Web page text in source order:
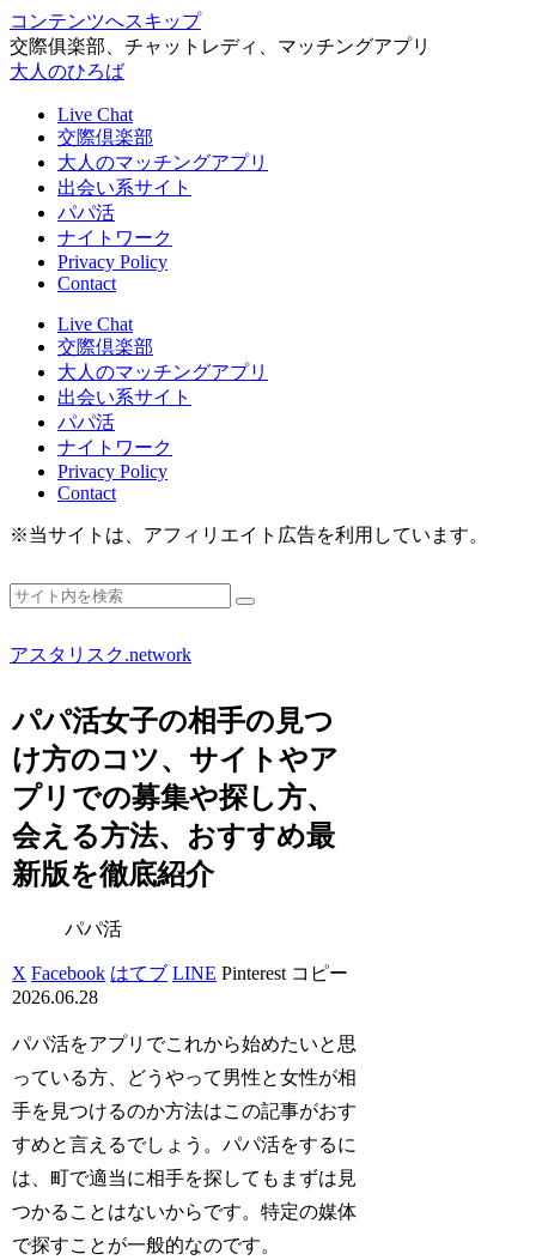
コンテンツへスキップ
交際俱楽部、チャットレディ、マッチングアプリ
大人のひろば
Live Chat
交際倶楽部
大人のマッチングアプリ
出会い系サイト
パパ活
ナイトワーク
Privacy Policy
Contact
Live Chat
交際倶楽部
大人のマッチングアプリ
出会い系サイト
パパ活
ナイトワーク
Privacy Policy
Contact
※当サイトは、アフィリエイト広告を利用しています。
アスタリスク.network
パパ活女子の相手の見つ
け方のコツ、サイトやア
プリでの募集や探し方、
会える方法、おすすめ最
新版を徹底紹介
パパ活
X Facebook はてブ LINE Pinterest コピー
2026.06.28
パパ活をアプリでこれから始めたいと思
っている方、どうやって男性と女性が相
手を見つけるのか方法はこの記事がおす
すめと言えるでしょう。パパ活をするに
は、町で適当に相手を探してもまずは見
つかることはないからです。特定の媒体
で探すことが一般的なのです。